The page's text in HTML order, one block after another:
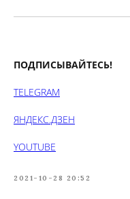
ПОДПИСЫВАЙТЕСЬ!
TELEGRAM
ЯНДЕКС.ДЗЕН
YOUTUBE
2021-10-28 20:52